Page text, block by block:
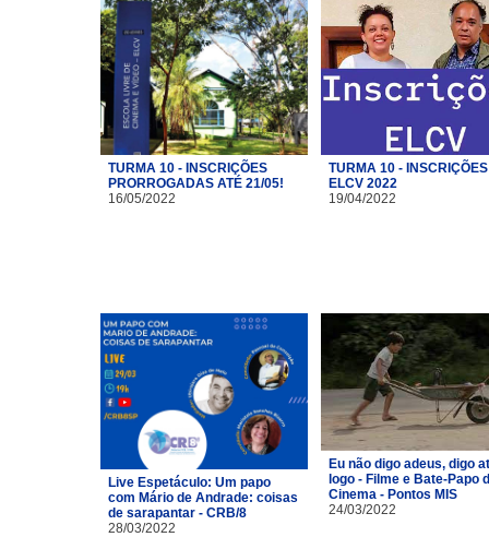
TURMA 10 - INSCRIÇÕES
PRORROGADAS ATÉ 21/05!
16/05/2022
TURMA 10 - INSCRIÇÕES
ELCV 2022
19/04/2022
Live Espetáculo: Um papo
com Mário de Andrade: coisas
de sarapantar - CRB/8
28/03/2022
Eu não digo adeus, digo
logo - Filme e Bate-Papo
Cinema - Pontos MIS
24/03/2022